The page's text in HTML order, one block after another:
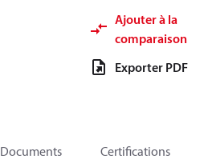
Ajouter à la
comparaison
Exporter PDF
Documents Certifications